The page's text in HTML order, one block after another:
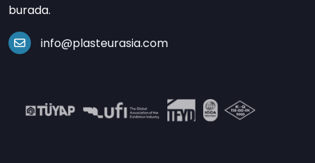
burada.
info@plasteurasia.com